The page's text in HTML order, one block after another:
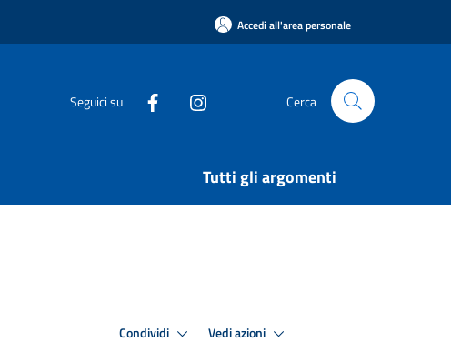
Accedi all'area personale
Seguici su Cerca
Tutti gli argomenti
Condividi Vedi azioni